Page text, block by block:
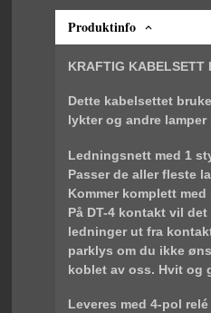
Produktinfo
KRAFTIG KABELSETT
Dette kabelsettet
lykter og andre lamper
Ledningsnett med 1
Passer de aller fleste
Kommer komplett
På DT-4 kontakt vil
ledninger ut fra
parklys om du ikke
koblet av oss. Hvit og
Leveres med 4-pol relé